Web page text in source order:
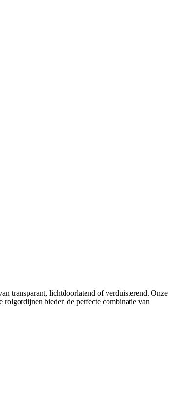
transparant, lichtdoorlatend of verduisterend. Onze
bieden de perfecte combinatie van